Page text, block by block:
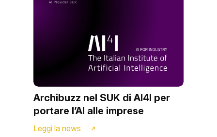
Archibuzz nel SUK di AI4I per
portare l’AI alle imprese
Leggi la news